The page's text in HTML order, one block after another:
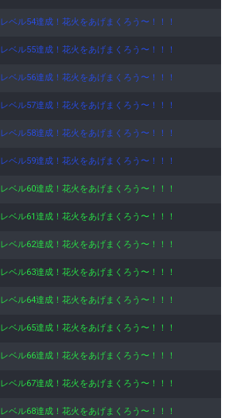
レベル54達成！花火をあげまくろう〜！！！
レベル55達成！花火をあげまくろう〜！！！
レベル56達成！花火をあげまくろう〜！！！
レベル57達成！花火をあげまくろう〜！！！
レベル58達成！花火をあげまくろう〜！！！
レベル59達成！花火をあげまくろう〜！！！
レベル60達成！花火をあげまくろう〜！！！
レベル61達成！花火をあげまくろう〜！！！
レベル62達成！花火をあげまくろう〜！！！
レベル63達成！花火をあげまくろう〜！！！
レベル64達成！花火をあげまくろう〜！！！
レベル65達成！花火をあげまくろう〜！！！
レベル66達成！花火をあげまくろう〜！！！
レベル67達成！花火をあげまくろう〜！！！
レベル68達成！花火をあげまくろう〜！！！